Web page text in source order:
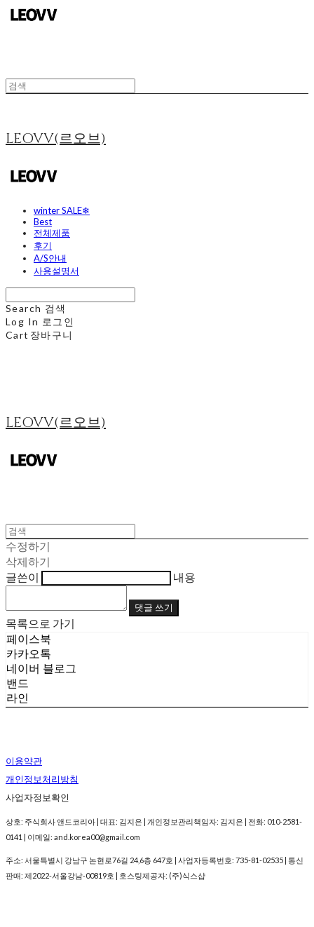
LEOVV(르오브)
winter SALE❄
Best
전체제품
후기
A/S안내
사용설명서
Search 검색
Log In 로그인
Cart 장바구니
LEOVV(르오브)
수정하기
삭제하기
글쓴이
내용
댓글 쓰기
목록으로 가기
페이스북
카카오톡
네이버 블로그
밴드
라인
이용약관
개인정보처리방침
사업자정보확인
상호: 주식회사 앤드코리아 | 대표: 김지은 | 개인정보관리책임자: 김지은 | 전화: 010-2581-
0141 | 이메일: and.korea00@gmail.com
주소: 서울특별시 강남구 논현로76길 24,6층 647호 | 사업자등록번호: 735-81-02535 | 통신
판매: 제2022-서울강남-00819호 | 호스팅제공자: (주)식스샵